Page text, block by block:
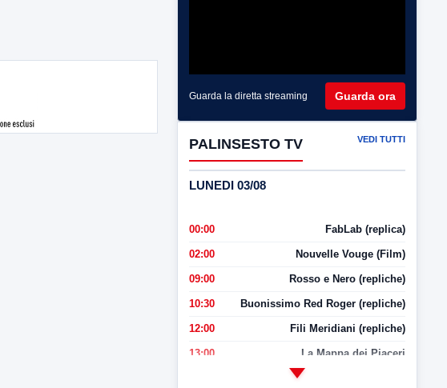
Guarda la diretta streaming Guarda ora
PALINSESTO TV VEDI TUTTI
LUNEDI 03/08
00:00 FabLab (replica)
02:00 Nouvelle Vouge (Film)
09:00 Rosso e Nero (repliche)
10:30 Buonissimo Red Roger (repliche)
12:00 Fili Meridiani (repliche)
13:00 La Mappa dei Piaceri